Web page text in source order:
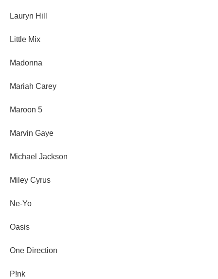
Lauryn Hill
Little Mix
Madonna
Mariah Carey
Maroon 5
Marvin Gaye
Michael Jackson
Miley Cyrus
Ne-Yo
Oasis
One Direction
P!nk